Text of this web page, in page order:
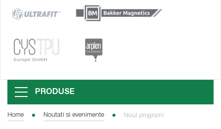
PRODUSE
Home Noutati si evenimente Noul program!